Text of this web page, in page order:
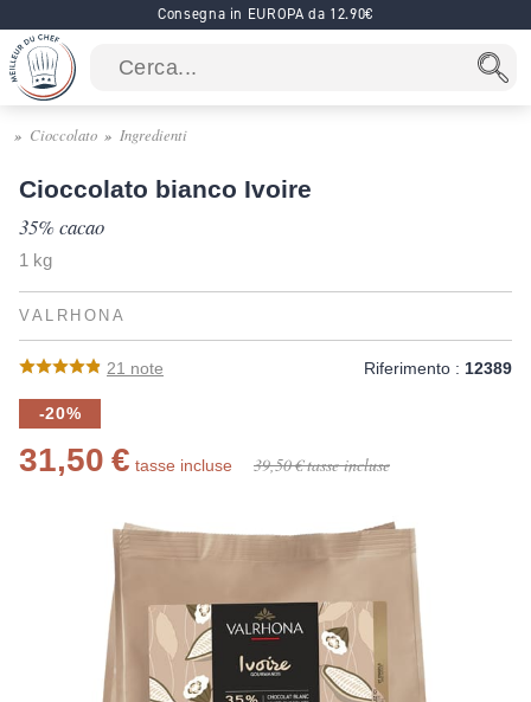
Consegna in EUROPA da 12.90€
Cioccolato Ingredienti
Cioccolato bianco Ivoire
35% cacao
1 kg
VALRHONA
21 note Riferimento : 12389
-20%
31,50 € tasse incluse 39,50 €tasse incluse